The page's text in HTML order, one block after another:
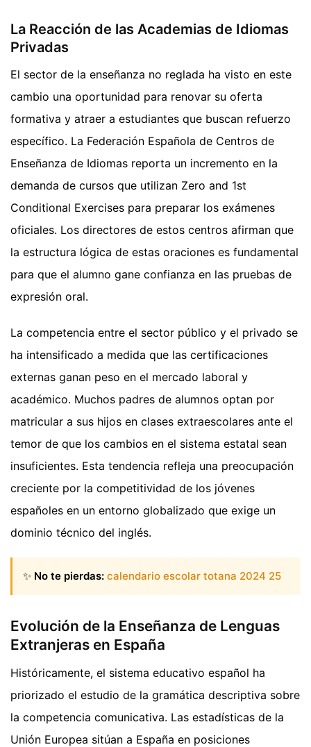
La Reacción de las Academias de Idiomas
Privadas
El sector de la enseñanza no reglada ha visto en este
cambio una oportunidad para renovar su oferta
formativa y atraer a estudiantes que buscan refuerzo
específico. La Federación Española de Centros de
Enseñanza de Idiomas reporta un incremento en la
demanda de cursos que utilizan Zero and 1st
Conditional Exercises para preparar los exámenes
oficiales. Los directores de estos centros afirman que
la estructura lógica de estas oraciones es fundamental
para que el alumno gane confianza en las pruebas de
expresión oral.
La competencia entre el sector público y el privado se
ha intensificado a medida que las certificaciones
externas ganan peso en el mercado laboral y
académico. Muchos padres de alumnos optan por
matricular a sus hijos en clases extraescolares ante el
temor de que los cambios en el sistema estatal sean
insuficientes. Esta tendencia refleja una preocupación
creciente por la competitividad de los jóvenes
españoles en un entorno globalizado que exige un
dominio técnico del inglés.
✨ No te pierdas: calendario escolar totana 2024 25
Evolución de la Enseñanza de Lenguas
Extranjeras en España
Históricamente, el sistema educativo español ha
priorizado el estudio de la gramática descriptiva sobre
la competencia comunicativa. Las estadísticas de la
Unión Europea sitúan a España en posiciones